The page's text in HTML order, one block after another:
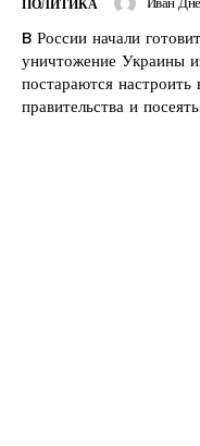
ПОЛИТИКА
B России начали
уничтожение Украины
постараются настроить
правительства и